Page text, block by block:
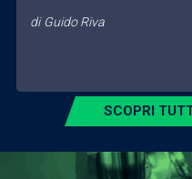
di Guido Riva
SCOPRI